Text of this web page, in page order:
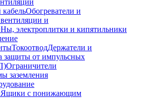
Обогреватели и
и
электроплитки и кипятильники
ТокоотводДержатели и
защиты от импульсных
Ограничители
заземления
Ящики с понижающим